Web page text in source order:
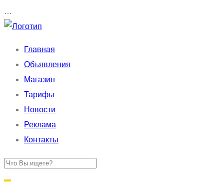
…
Главная
Объявления
Магазин
Тарифы
Новости
Реклама
Контакты